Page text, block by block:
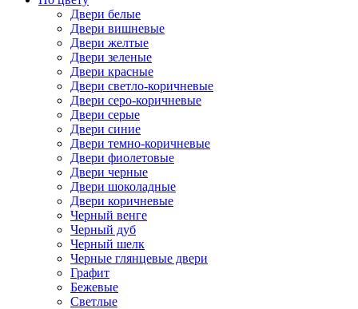
Двери белые
Двери вишневые
Двери желтые
Двери зеленые
Двери красные
Двери светло-коричневые
Двери серо-коричневые
Двери серые
Двери синие
Двери темно-коричневые
Двери фиолетовые
Двери черные
Двери шоколадные
Двери коричневые
Черный венге
Черный дуб
Черный шелк
Черные глянцевые двери
Графит
Бежевые
Светлые